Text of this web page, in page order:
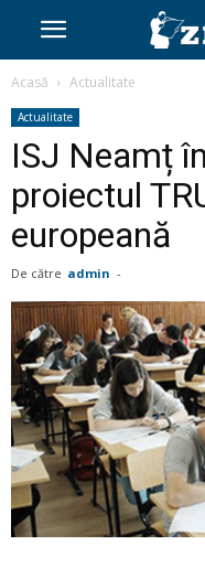
Acasă Actualitate
Actualitate
ISJ Neamț
proiectul
europeană
De către admin -